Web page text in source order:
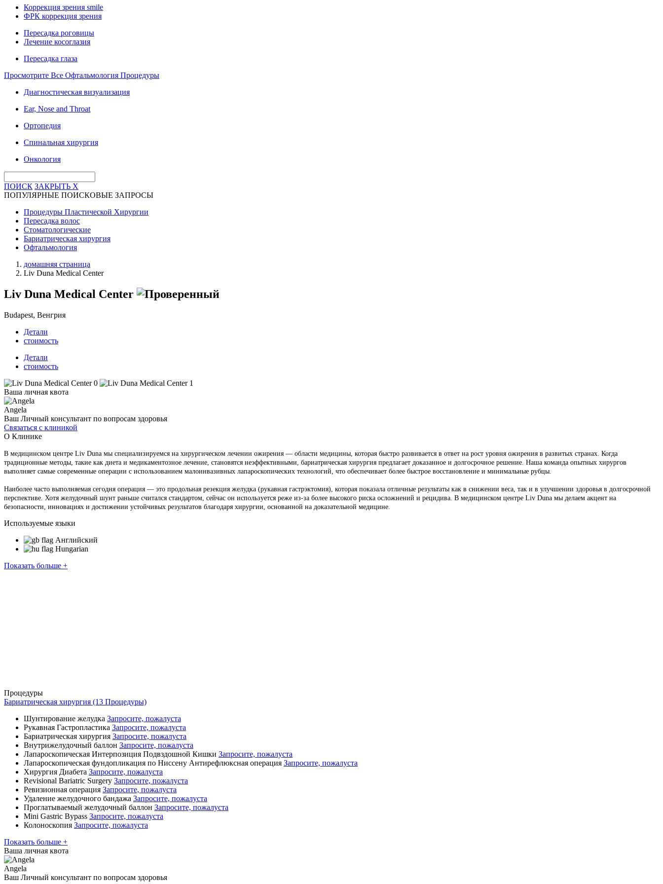
Коррекция зрения smile
ФРК коррекция зрения
Пересадка роговицы
Лечение косоглазия
Пересадка глаза
Просмотрите Все Офтальмология Процедуры
Диагностическая визуализация
Ear, Nose and Throat
Ортопедия
Спинальная хирургия
Онкология
ПОИСК ЗАКРЫТЬ X
ПОПУЛЯРНЫЕ ПОИСКОВЫЕ ЗАПРОСЫ
Процедуры Пластической Хирургии
Пересадка волос
Стоматологические
Бариатрическая хирургия
Офтальмология
домашняя страница
Liv Duna Medical Center
Liv Duna Medical Center
Budapest, Венгрия
Детали
стоимость
Детали
стоимость
Ваша личная квота
Angela
Ваш Личный консультант по вопросам здоровья
Связаться с клиникой
О Клинике
В медицинском центре Liv Duna мы специализируемся на хирургическом лечении ожирения — области медицины, которая быстро развивается в ответ на рост уровня ожирения в развитых странах. Когда
традиционные методы, такие как диета и медикаментозное лечение, становятся неэффективными, бариатрическая хирургия предлагает доказанное и долгосрочное решение. Наша команда опытных хирургов
выполняет самые современные операции с использованием малоинвазивных лапароскопических технологий, что обеспечивает более быстрое восстановление и минимальные рубцы.
Наиболее часто выполняемая сегодня операция — это продольная резекция желудка (рукавная гастрэктомия), которая показала отличные результаты как в снижении веса, так и в улучшении здоровья в долгосрочной
перспективе. Хотя желудочный шунт раньше считался стандартом, сейчас он используется реже из-за более высокого риска осложнений и рецидива. В медицинском центре Liv Duna мы делаем акцент на
безопасности, инновациях и достижении устойчивых результатов благодаря хирургии, основанной на доказательной медицине.
Используемые языки
Английский
Hungarian
Показать больше +
Процедуры
Бариатрическая хирургия (13 Процедуры)
Шунтирование желудка Запросите, пожалуста
Рукавная Гастропластика Запросите, пожалуста
Бариатрическая хирургия Запросите, пожалуста
Внутрижелудочный баллон Запросите, пожалуста
Лапароскопическая Интерпозиция Подвздошной Кишки Запросите, пожалуста
Лапароскопическая фундопликация по Ниссену Антирефлюксная операция Запросите, пожалуста
Хирургия Диабета Запросите, пожалуста
Revisional Bariatric Surgery Запросите, пожалуста
Ревизионная операция Запросите, пожалуста
Удаление желудочного бандажа Запросите, пожалуста
Проглатываемый желудочный баллон Запросите, пожалуста
Mini Gastric Bypass Запросите, пожалуста
Колоноскопия Запросите, пожалуста
Показать больше +
Ваша личная квота
Angela
Ваш Личный консультант по вопросам здоровья